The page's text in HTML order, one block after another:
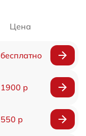
Цена
бесплатно
1900 р
550 р